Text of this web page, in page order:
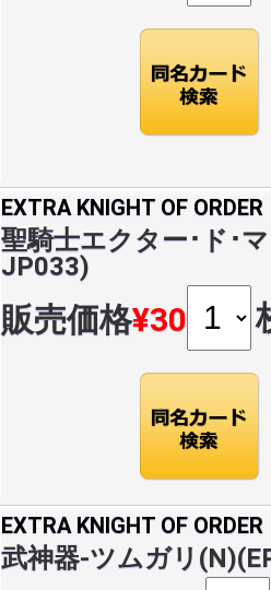
EXTRA KNIGHT OF ORDER
聖騎士エクター･ド･
JP033)
販売価格¥30
EXTRA KNIGHT OF ORDER
武神器-ツムガリ